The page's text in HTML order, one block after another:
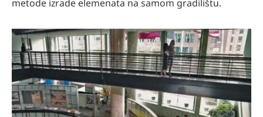
metode izrade elemenata na samom gradilištu.